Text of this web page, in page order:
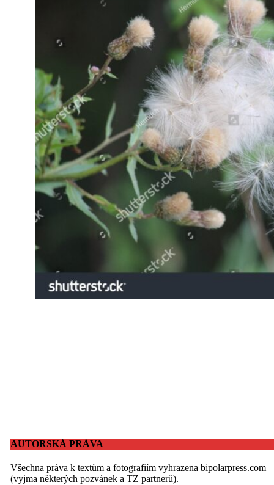
AUTORSKÁ PRÁVA
Všechna práva k textům a fotografiím vyhrazena bipolarpress.com
(vyjma některých pozvánek a TZ partnerů).